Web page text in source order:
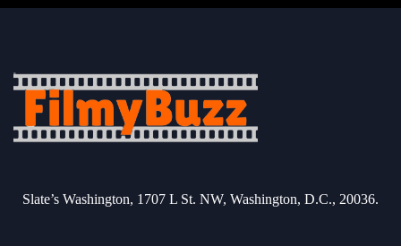
Slate’s Washington, 1707 L St. NW, Washington, D.C., 20036.